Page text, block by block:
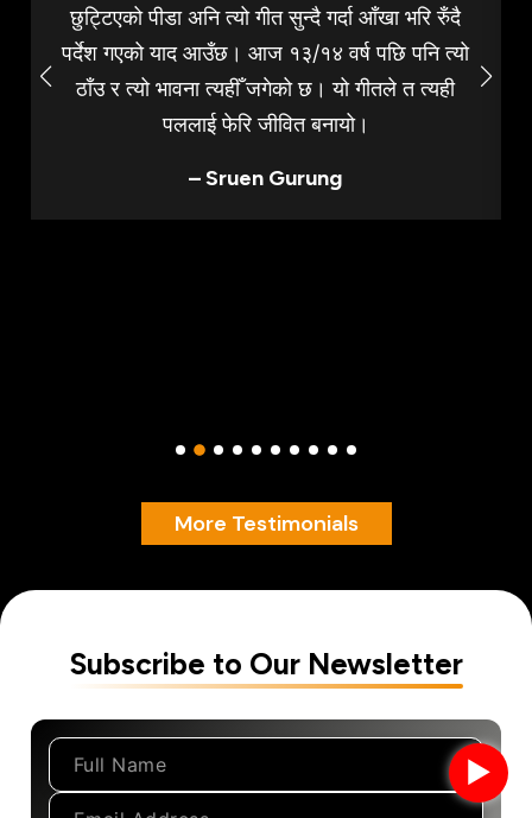
छुट्टिएको पीडा अनि त्यो गीत सुन्दै गर्दा आँखा भरि रुँदै
पर्देश गएको याद आउँछ। आज १३/१४ वर्ष पछि पनि त्यो
ठाँउ र त्यो भावना त्यहीँ जगेको छ। यो गीतले त त्यही
पललाई फेरि जीवित बनायो।
– Sruen Gurung
More Testimonials
Subscribe to Our Newsletter
►